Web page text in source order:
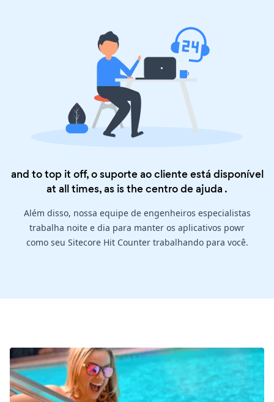
and to top it off, o suporte ao cliente está disponível
at all times, as is thecentro de ajuda .
Além disso, nossa equipe de engenheiros especialistas
trabalha noite e dia para manter os aplicativos powr
como seu Sitecore Hit Counter trabalhando para você.